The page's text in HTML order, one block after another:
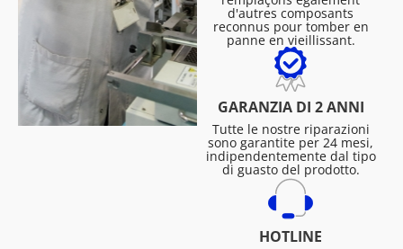
d'autres composants
reconnus pour tomber en
panne en vieillissant.
GARANZIA DI 2 ANNI
Tutte le nostre riparazioni
sono garantite per 24 mesi,
indipendentemente dal tipo
di guasto del prodotto.
HOTLINE